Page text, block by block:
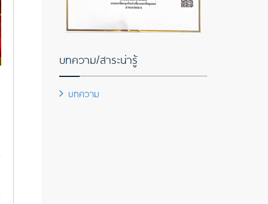
บทความ/สาระน่ารู้
บทความ